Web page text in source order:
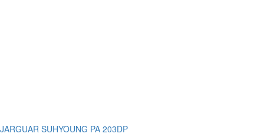
JARGUAR SUHYOUNG PA 203DP